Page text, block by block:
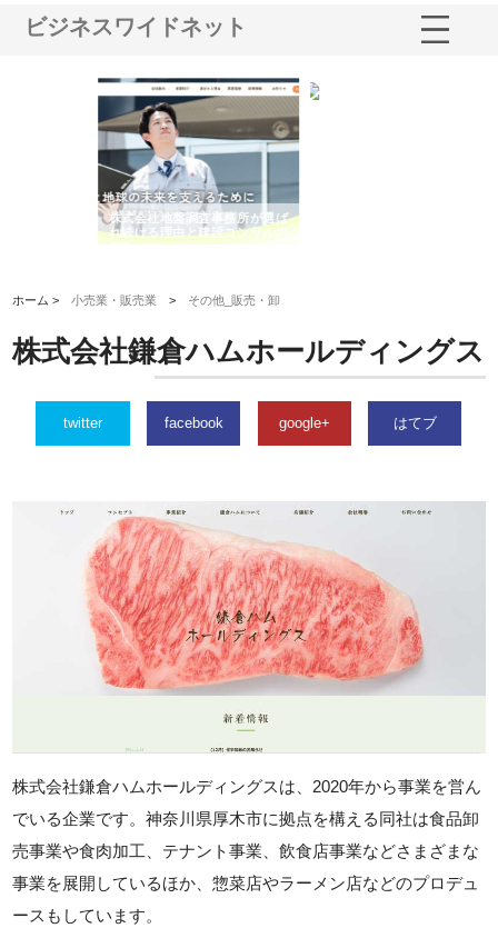
ビジネスワイドネット
株式会社名神精工の最新ニュー
スリリース一覧と注目トピック
有限会社エム・ビルドが南多摩
で選ばれる道路舗装と土木工事
ホーム >小売業・販売業 > その他_販売・卸
株式会社鎌倉ハムホールディングス
twitter facebook google+ はてブ
株式会社鎌倉ハムホールディングスは、2020年から事業を営ん
でいる企業です。神奈川県厚木市に拠点を構える同社は食品卸
売事業や食肉加工、テナント事業、飲食店事業などさまざまな
事業を展開しているほか、惣菜店やラーメン店などのプロデュ
ースもしています。